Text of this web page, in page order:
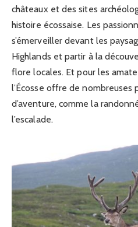
châteaux et des sites
histoire écossaise. Les
s’émerveiller devant les
Highlands et partir à la
flore locales. Et pour les
l’Écosse offre de nombreuses
d’aventure, comme la
l’escalade.